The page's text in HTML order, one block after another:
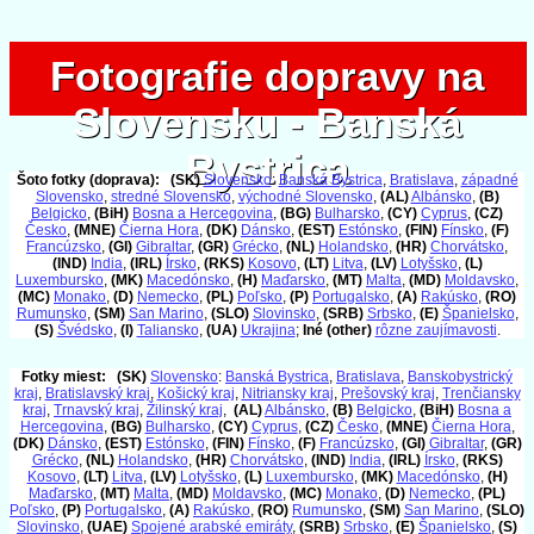
Fotografie dopravy na
Slovensku - Banská
Bystrica
Fotografie dopravy na
Slovensku - Banská
Bystrica
Šoto fotky (doprava): (SK) Slovensko:Banská Bystrica, Bratislava, západné
Slovensko, stredné Slovensko, východné Slovensko, (AL)Albánsko, (B)
Belgicko, (BiH) Bosna a Hercegovina, (BG) Bulharsko, (CY) Cyprus, (CZ)
Česko, (MNE) Čierna Hora, (DK) Dánsko, (EST) Estónsko, (FIN) Fínsko, (F)
Francúzsko, (GI) Gibraltar, (GR) Grécko, (NL) Holandsko, (HR) Chorvátsko,
(IND) India, (IRL) Írsko, (RKS) Kosovo, (LT) Litva, (LV) Lotyšsko, (L)
Luxembursko, (MK) Macedónsko, (H) Maďarsko, (MT) Malta, (MD) Moldavsko,
(MC) Monako, (D) Nemecko, (PL) Poľsko, (P) Portugalsko, (A) Rakúsko, (RO)
Rumunsko, (SM) San Marino, (SLO) Slovinsko, (SRB) Srbsko, (E) Španielsko,
(S) Švédsko, (I) Taliansko, (UA) Ukrajina; Iné (other) rôzne zaujímavosti.
Fotky miest: (SK) Slovensko: Banská Bystrica, Bratislava, Banskobystrický
kraj, Bratislavský kraj, Košický kraj, Nitriansky kraj, Prešovský kraj, Trenčiansky
kraj, Trnavský kraj, Žilinský kraj, (AL)Albánsko, (B) Belgicko, (BiH) Bosna a
Hercegovina, (BG) Bulharsko, (CY) Cyprus, (CZ) Česko, (MNE) Čierna Hora,
(DK) Dánsko, (EST) Estónsko, (FIN) Fínsko, (F) Francúzsko, (GI) Gibraltar, (GR)
Grécko, (NL) Holandsko, (HR) Chorvátsko, (IND) India, (IRL) Írsko, (RKS)
Kosovo, (LT) Litva, (LV) Lotyšsko, (L) Luxembursko, (MK) Macedónsko, (H)
Maďarsko, (MT) Malta, (MD) Moldavsko, (MC) Monako, (D) Nemecko, (PL)
Poľsko, (P) Portugalsko, (A) Rakúsko, (RO) Rumunsko, (SM) San Marino, (SLO)
Slovinsko, (UAE) Spojené arabské emiráty, (SRB) Srbsko, (E) Španielsko, (S)